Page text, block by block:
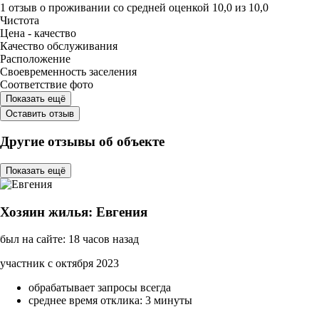
1 отзыв о проживании со средней оценкой 10,0 из 10,0
Чистота
Цена - качество
Качество обслуживания
Расположение
Своевременность заселения
Соответствие фото
Показать ещё
Оставить отзыв
Другие отзывы об объекте
Показать ещё
Хозяин жилья: Евгения
был на сайте: 18 часов назад
участник с октября 2023
обрабатывает запросы всегда
среднее время отклика: 3 минуты